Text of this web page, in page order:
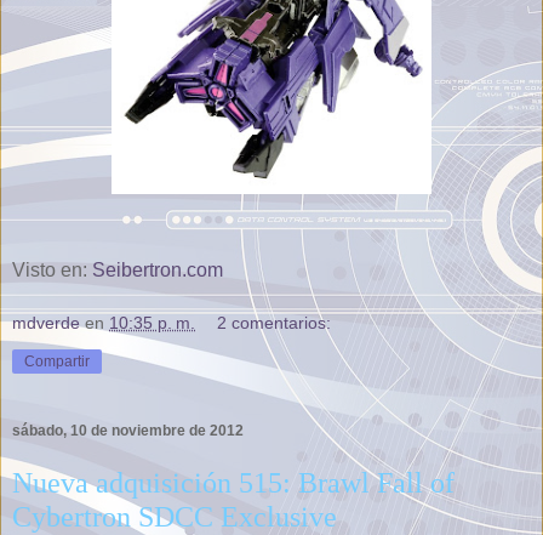
Visto en: Seibertron.com
mdverde en 10:35 p. m. 2 comentarios:
Compartir
sábado, 10 de noviembre de 2012
Nueva adquisición 515: Brawl Fall of
Cybertron SDCC Exclusive